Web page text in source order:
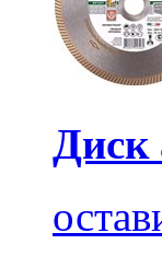
Диск